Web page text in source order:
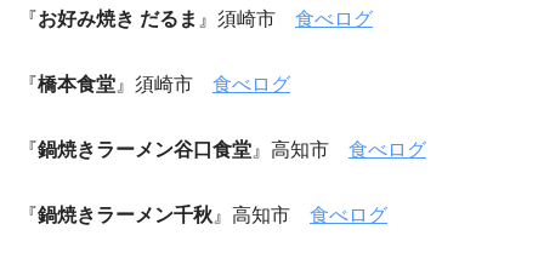
『お好み焼き だるま 』須崎市 食べログ
『橋本食堂 』須崎市 食べログ
『鍋焼きラーメン谷口食堂 』高知市 食べログ
『鍋焼きラーメン千秋 』高知市 食べログ